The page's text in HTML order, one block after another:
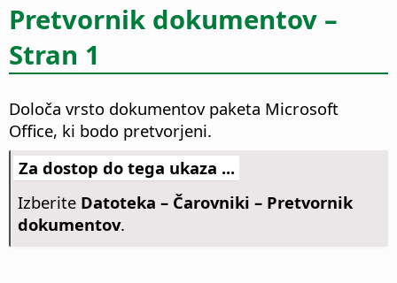
Pretvornik dokumentov –
Stran 1
Določa vrsto dokumentov paketa Microsoft
Office, ki bodo pretvorjeni.
Za dostop do tega ukaza ...
Izberite Datoteka – Čarovniki – Pretvornik
dokumentov.